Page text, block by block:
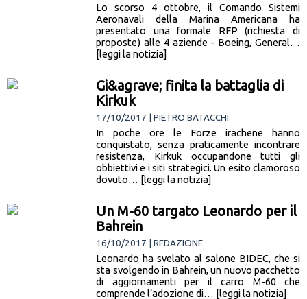
Lo scorso 4 ottobre, il Comando Sistemi
Aeronavali della Marina Americana ha
presentato una formale RFP (richiesta di
proposte) alle 4 aziende - Boeing, General…
[leggi la notizia]
Gi&agrave; finita la battaglia di
Kirkuk
17/10/2017 | PIETRO BATACCHI
In poche ore le Forze irachene hanno
conquistato, senza praticamente incontrare
resistenza, Kirkuk occupandone tutti gli
obbiettivi e i siti strategici. Un esito clamoroso
dovuto… [leggi la notizia]
Un M-60 targato Leonardo per il
Bahrein
16/10/2017 | REDAZIONE
Leonardo ha svelato al salone BIDEC, che si
sta svolgendo in Bahrein, un nuovo pacchetto
di aggiornamenti per il carro M-60 che
comprende l’adozione di… [leggi la notizia]